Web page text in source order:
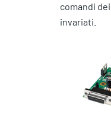
comandi
invariati.